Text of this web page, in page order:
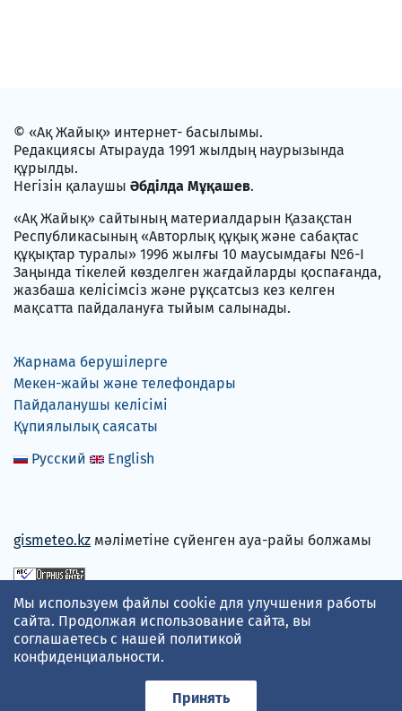
© «Ақ Жайық» интернет- басылымы.
Редакциясы Атырауда 1991 жылдың наурызында
құрылды.
Негізін қалаушы Әбділда Мұқашев.
«Ақ Жайық» сайтының материалдарын Қазақстан
Республикасының «Авторлық құқық және сабақтас
құқықтар туралы» 1996 жылғы 10 маусымдағы №6-I
Заңында тікелей көзделген жағдайларды қоспағанда,
жазбаша келісімсіз және рұқсатсыз кез келген
мақсатта пайдалануға тыйым салынады.
Жарнама берушілерге
Мекен-жайы және телефондары
Пайдаланушы келісімі
Құпиялылық саясаты
Русский
English
gismeteo.kz мәліметіне сүйенген ауа-райы болжамы
Төлем карталарын қабылдаймыз
Мы используем файлы cookie для улучшения работы
сайта. Продолжая использование сайта, вы
соглашаетесь с нашей политикой
конфиденциальности.
Принять